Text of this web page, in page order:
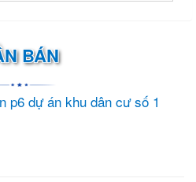
BÁN
p6 dự án khu dân cư số 1